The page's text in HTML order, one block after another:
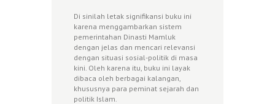
Di sinilah letak signifikansi buku ini
karena menggambarkan sistem
pemerintahan Dinasti Mamluk
dengan jelas dan mencari relevansi
dengan situasi sosial-politik di masa
kini. Oleh karena itu, buku ini layak
dibaca oleh berbagai kalangan,
khususnya para peminat sejarah dan
politik Islam.